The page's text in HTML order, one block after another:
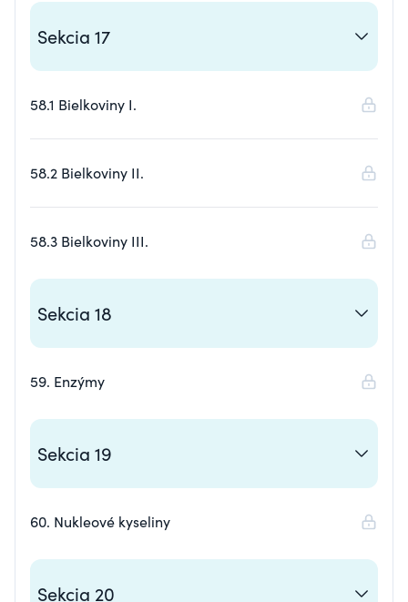
Sekcia 17
58.1 Bielkoviny I.
58.2 Bielkoviny II.
58.3 Bielkoviny III.
Sekcia 18
59. Enzýmy
Sekcia 19
60. Nukleové kyseliny
Sekcia 20